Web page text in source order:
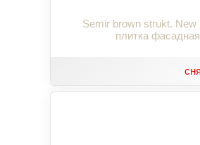
Semir brown strukt. New
плитка фасадная